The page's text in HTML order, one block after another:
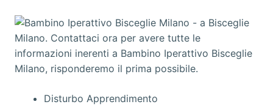
Disturbo Apprendimento